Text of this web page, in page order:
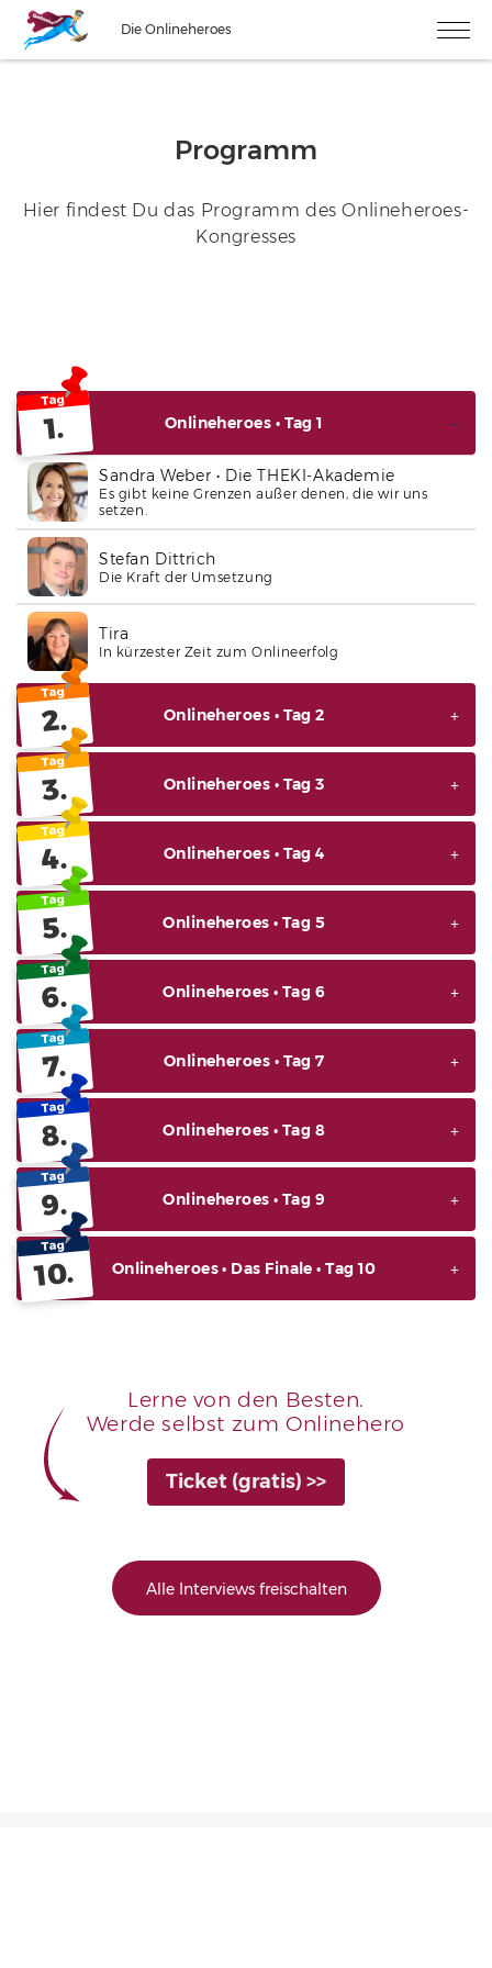
Die Onlineheroes
Programm
Hier findest Du das Programm des Onlineheroes-
Kongresses
Onlineheroes • Tag 1
Tag
1.
Sandra Weber • Die THEKI-Akademie
Es gibt keine Grenzen außer denen, die wir uns
setzen.
Stefan Dittrich
Die Kraft der Umsetzung
Tira
In kürzester Zeit zum Onlineerfolg
Onlineheroes • Tag 2
Tag
2.
Onlineheroes • Tag 3
Tag
3.
Onlineheroes • Tag 4
Tag
4.
Onlineheroes • Tag 5
Tag
5.
Onlineheroes • Tag 6
Tag
6.
Onlineheroes • Tag 7
Tag
7.
Onlineheroes • Tag 8
Tag
8.
Onlineheroes • Tag 9
Tag
9.
Onlineheroes • Das Finale • Tag 10
Tag
10.
Lerne von den Besten.
Werde selbst zum Onlinehero
Ticket (gratis) >>
Alle Interviews freischalten